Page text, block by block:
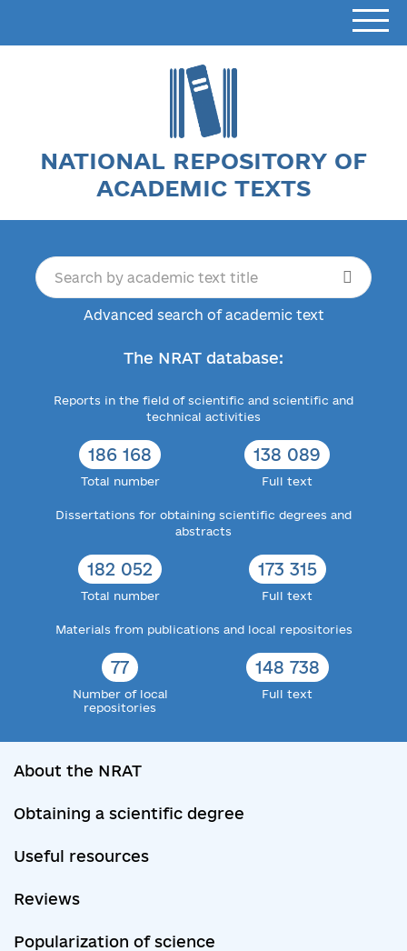
NATIONAL REPOSITORY OF
ACADEMIC TEXTS
Advanced search of academic text
The NRAT database:
Reports in the field of scientific and scientific and
technical activities
186 168
Total number
138 089
Full text
Dissertations for obtaining scientific degrees and
abstracts
182 052
Total number
173 315
Full text
Materials from publications and local repositories
77
Number of local
repositories
148 738
Full text
About the NRAT
Obtaining a scientific degree
Useful resources
Reviews
Popularization of science